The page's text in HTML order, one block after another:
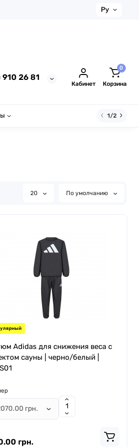
Ру
26 81
Кабинет
0
Корзина
1/2
20 По умолчанию
Adidas для снижения веса с
сауны | черно/белый |
грн.